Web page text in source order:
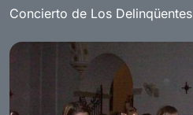
Concierto de Los Delinqüentes